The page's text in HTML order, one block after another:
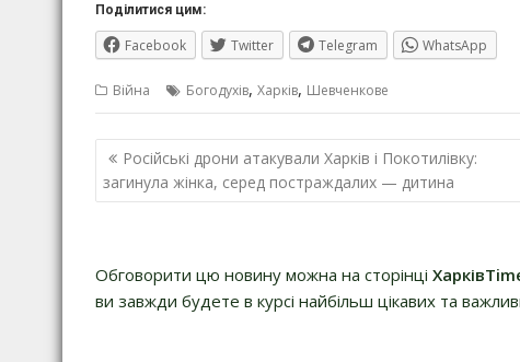
Поділитися цим:
Facebook Twitter Telegram WhatsApp
Війна Богодухів, Харків, Шевченкове
Навігація
записів
Російські дрони атакували Харків і Покотилівку:
загинула жінка, серед постраждалих — дитина
Обговорити цю новину можна на сторінці
ви завжди будете в курсі найбільш цікавих та